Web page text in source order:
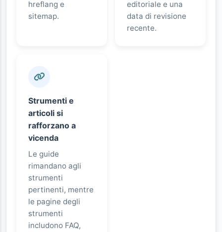
hreflang e
sitemap.
editoriale e una
data di revisione
recente.
Strumenti e
articoli si
rafforzano a
vicenda
Le guide
rimandano agli
strumenti
pertinenti, mentre
le pagine degli
strumenti
includono FAQ,